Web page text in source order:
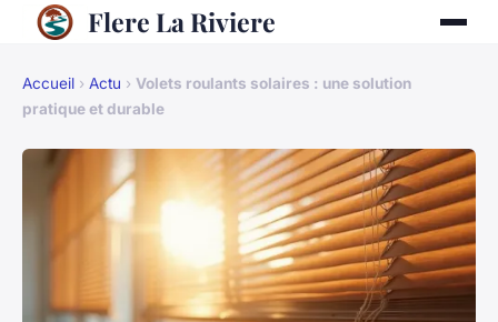
Flere La Riviere
Accueil › Actu › Volets roulants solaires : une solution
pratique et durable